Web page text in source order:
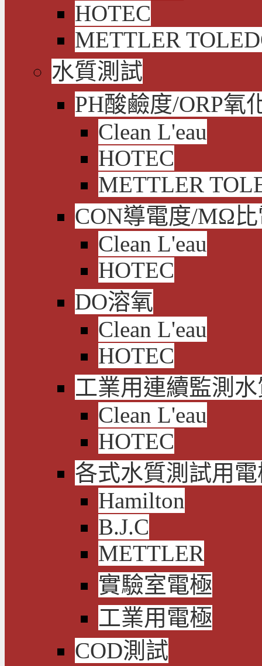
HOTEC
METTLER
水質測試
PH酸鹼度/ORP氧
Clean L'eau
HOTEC
METTLER
CON導電度/MΩ
Clean L'eau
HOTEC
DO溶氧
Clean L'eau
HOTEC
工業用連續監測
Clean L'eau
HOTEC
各式水質測試用
Hamilton
B.J.C
METTLER
實驗室電極
工業用電極
COD測試